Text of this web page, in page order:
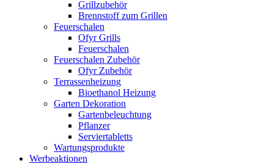
Grillzubehör
Brennstoff zum Grillen
Feuerschalen
Ofyr Grills
Feuerschalen
Feuerschalen Zubehör
Ofyr Zubehör
Terrassenheizung
Bioethanol Heizung
Garten Dekoration
Gartenbeleuchtung
Pflanzer
Serviertabletts
Wartungsprodukte
Werbeaktionen